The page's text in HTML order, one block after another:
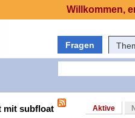
Fragen
mit subfloat Aktive
Willkommen,